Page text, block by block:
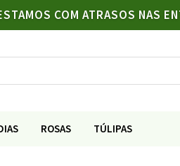
COM ATRASOS NAS
ROSAS TÚLIPAS